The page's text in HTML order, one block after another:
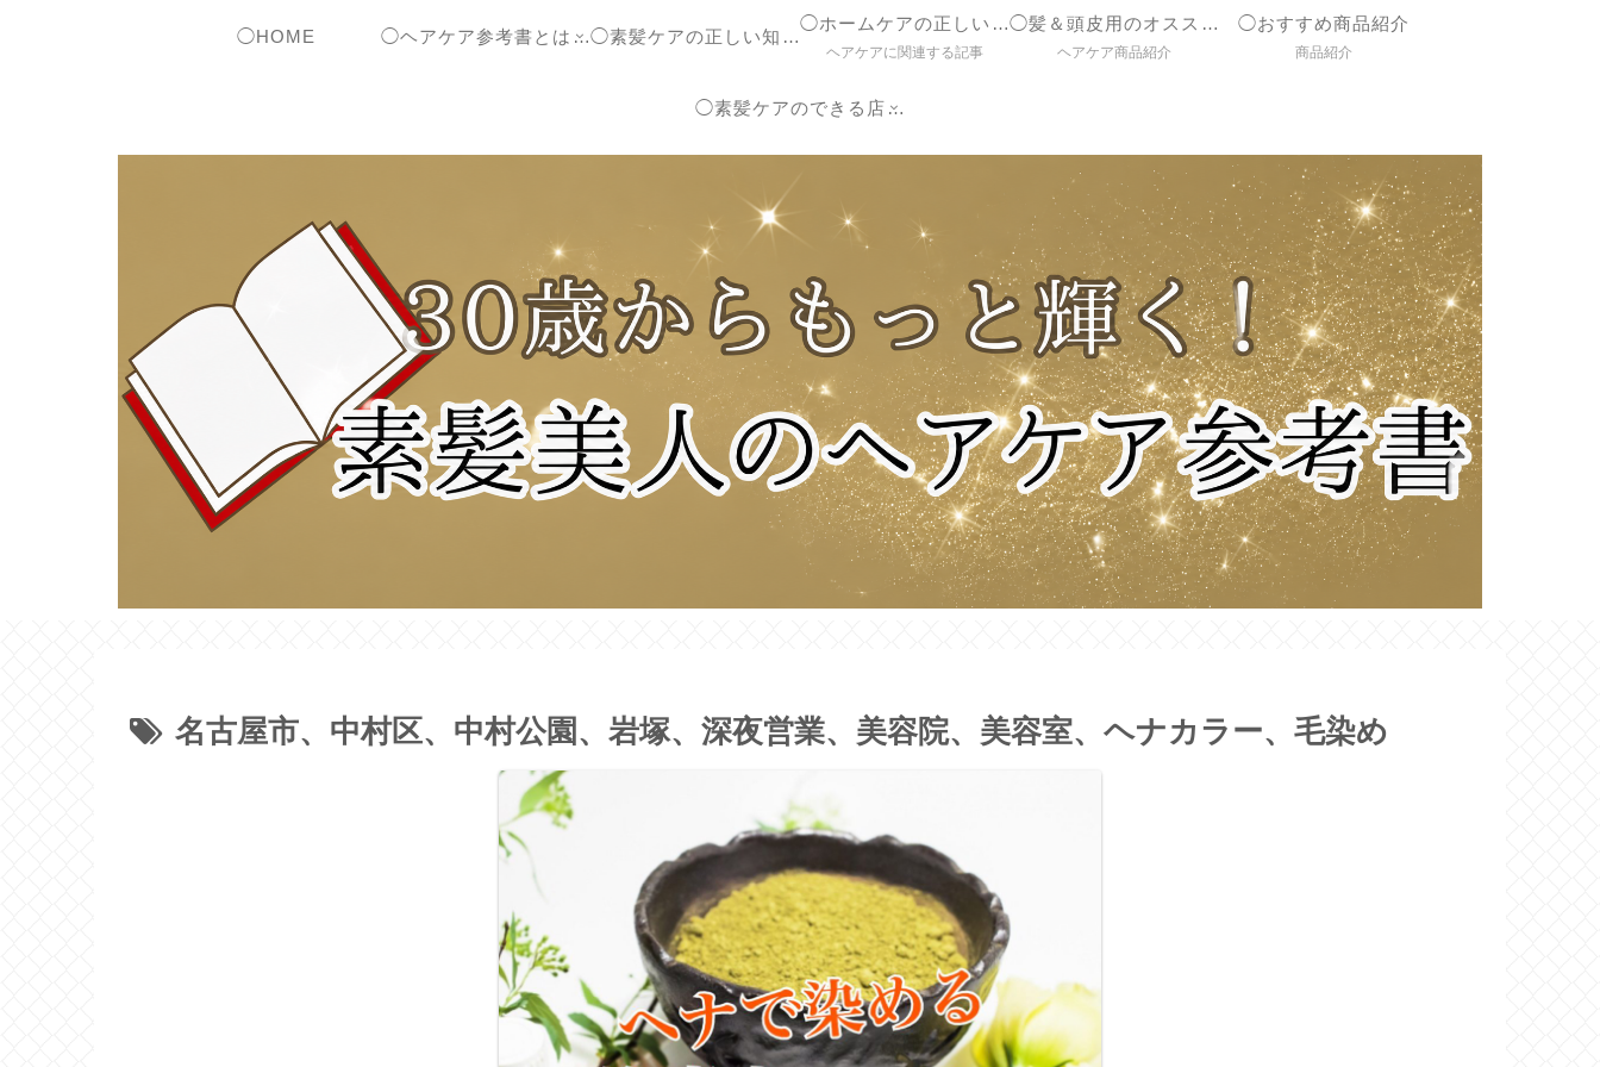
◯HOME ◯ヘアケア参考書とは？ ◯素髪ケアの正しい知識【ブログ】
◯ホームケアの正しいやり方
ヘアケアに関連する記事
◯髪＆頭皮用のオススメ商品紹介
ヘアケア商品紹介
◯おすすめ商品紹介
商品紹介
◯素髪ケアのできる店紹介
名古屋市、中村区、中村公園、岩塚、深夜営業、美容院、美容室、ヘナカラー、毛染め